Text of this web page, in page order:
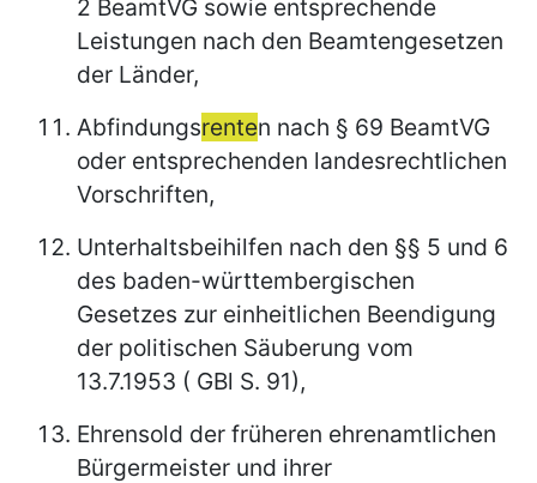
2 BeamtVG sowie entsprechende
Leistungen nach den Beamtengesetzen
der Länder,
Abfindungsrenten nach § 69 BeamtVG
oder entsprechenden landesrechtlichen
Vorschriften,
Unterhaltsbeihilfen nach den §§ 5 und 6
des baden-württembergischen
Gesetzes zur einheitlichen Beendigung
der politischen Säuberung vom
13.7.1953 ( GBl S. 91),
Ehrensold der früheren ehrenamtlichen
Bürgermeister und ihrer